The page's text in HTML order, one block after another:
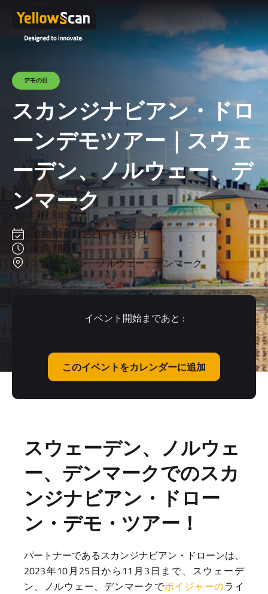
デモの日
スカンジナビアン・ドロ
ーンデモツアー｜スウェ
ーデン、ノルウェー、デ
ンマーク
2023年10月25日～11月3日
9:00に開始
スウェーデン、ノルウェー、デンマーク
イベント開始まであと :
このイベントをカレンダーに追加
スウェーデン、ノルウェ
ー、デンマークでのスカ
ンジナビアン・ドロー
ン・デモ・ツアー！
パートナーであるスカンジナビアン・ドローンは、
2023年10月25日から11月3日まで、スウェーデ
ン、ノルウェー、デンマークでボイジャーのライ